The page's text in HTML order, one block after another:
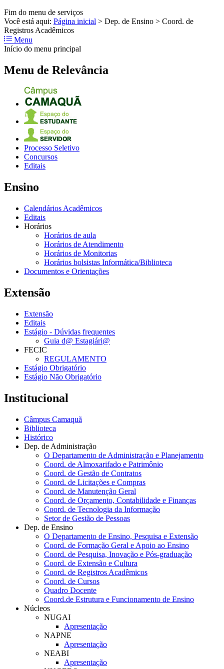
Fim do menu de serviços
Você está aqui: Página inicial > Dep. de Ensino > Coord. de
Registros Acadêmicos
Menu
Início do menu principal
Menu de Relevância
Processo Seletivo
Concursos
Editais
Ensino
Calendários Acadêmicos
Editais
Horários
Horários de aula
Horários de Atendimento
Horários de Monitorias
Horários bolsistas Informática/Biblioteca
Documentos e Orientações
Extensão
Extensão
Editais
Estágio - Dúvidas frequentes
Guia d@ Estagiári@
FECIC
REGULAMENTO
Estágio Obrigatório
Estágio Não Obrigatório
Institucional
Câmpus Camaquã
Biblioteca
Histórico
Dep. de Administração
O Departamento de Administração e Planejamento
Coord. de Almoxarifado e Patrimônio
Coord. de Gestão de Contratos
Coord. de Licitações e Compras
Coord. de Manutenção Geral
Coord. de Orçamento, Contabilidade e Finanças
Coord. de Tecnologia da Informação
Setor de Gestão de Pessoas
Dep. de Ensino
O Departamento de Ensino, Pesquisa e Extensão
Coord. de Formação Geral e Apoio ao Ensino
Coord. de Pesquisa, Inovação e Pós-graduação
Coord. de Extensão e Cultura
Coord. de Registros Acadêmicos
Coord. de Cursos
Quadro Docente
Coord.de Estrutura e Funcionamento de Ensino
Núcleos
NUGAI
Apresentação
NAPNE
Apresentação
NEABI
Apresentação